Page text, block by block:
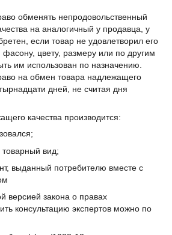
обменять непродовольственный
на аналогичный у продавца, у
если товар не удовлетворил его
цвету, размеру или по другим
им использован по назначению.
на обмен товара надлежащего
дней, не считая дня
качества производится:
товарный вид;
выданный потребителю вместе с
версией закона о правах
консультацию экспертов можно по